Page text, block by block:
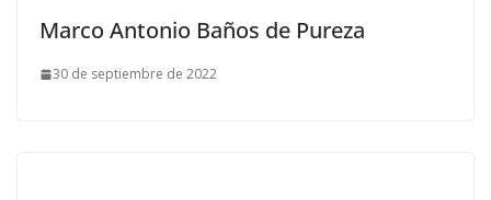
Marco Antonio Baños de Pureza
30 de septiembre de 2022